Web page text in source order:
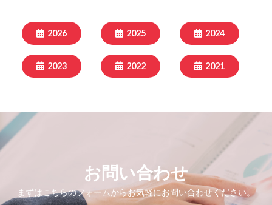
2026 2025 2024
2023 2022 2021
お問い合わせ
まずはこちらのフォームからお気軽にお問い合わせください。